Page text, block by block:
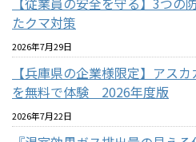
たクマ対策
2026年7月29日
【兵庫県の企業様限定】アス
を無料で体験 2026年度版
2026年7月22日